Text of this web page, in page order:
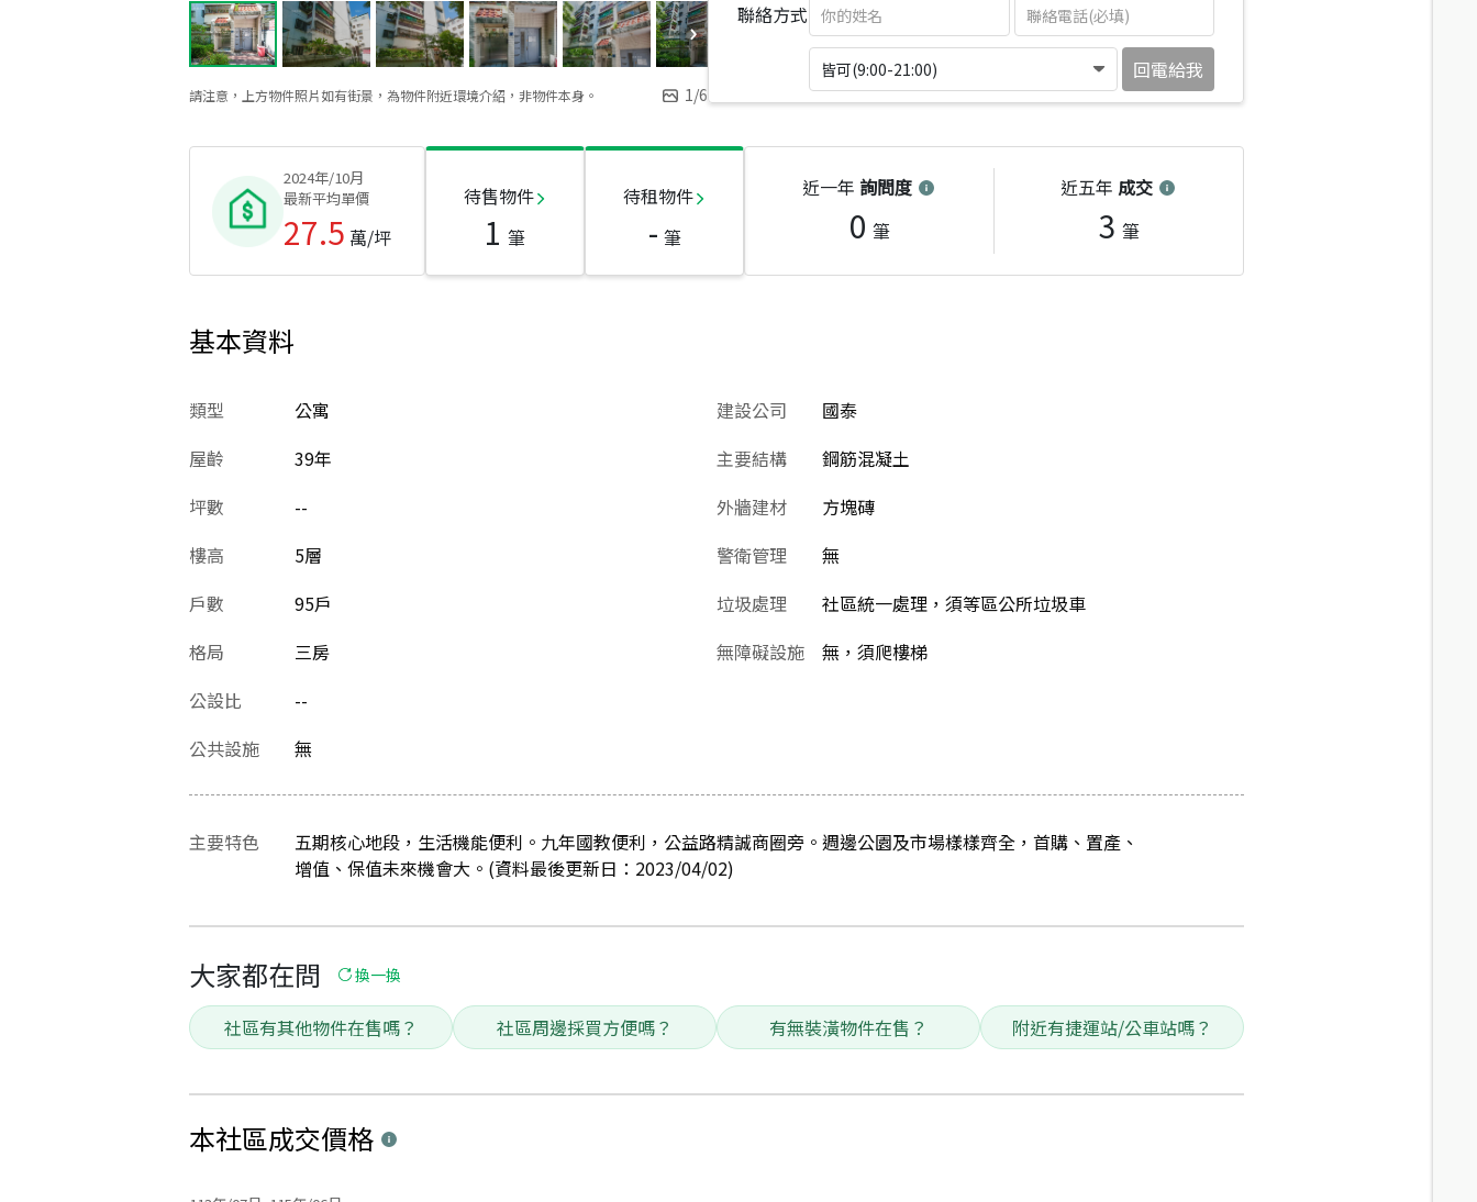
請注意，上方物件照片如有街景，為物件附近環境介紹，非物件本身。 1/6
聯絡方式
皆可(9:00-21:00) 回電給我
2024年/10月
最新平均單價
27.5 萬/坪
待售物件
1 筆
待租物件
- 筆
近一年 詢問度
0 筆
近五年 成交
3 筆
基本資料
類型
公寓
屋齡
39年
坪數
--
樓高
5層
戶數
95戶
格局
三房
公設比
--
建設公司
國泰
主要結構
鋼筋混凝土
外牆建材
方塊磚
警衛管理
無
垃圾處理
社區統一處理，須等區公所垃圾車
無障礙設施
無，須爬樓梯
公共設施 無
主要特色
五期核心地段，生活機能便利。九年國教便利，公益路精誠商圈旁。週邊公園及市場樣樣齊全，首購、置產、
增值、保值未來機會大。(資料最後更新日：2023/04/02)
大家都在問 換一換
社區有其他物件在售嗎？ 社區周邊採買方便嗎？ 有無裝潢物件在售？ 附近有捷運站/公車站嗎？
本社區成交價格